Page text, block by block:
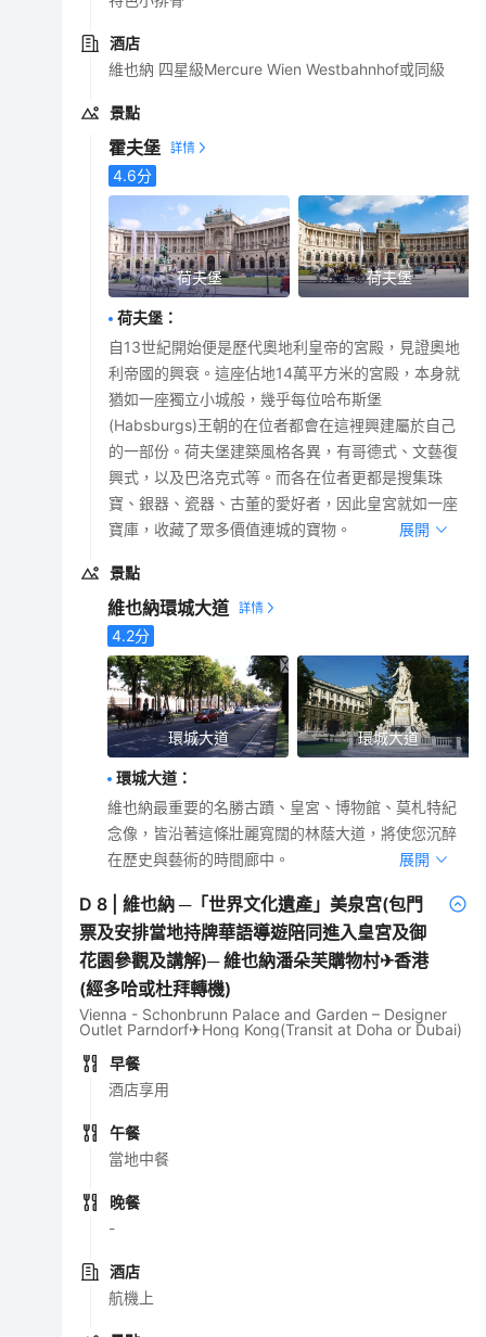
酒店
維也納 四星級Mercure Wien Westbahnhof或同級
景點
霍夫堡
4.6分
荷夫堡 荷夫堡
荷夫堡 ：
自13世紀開始便是歷代奧地利皇帝的宮殿，見證奧地
利帝國的興衰。這座佔地14萬平方米的宮殿，本身就
猶如一座獨立小城般，幾乎每位哈布斯堡
(Habsburgs)王朝的在位者都會在這裡興建屬於自己
的一部份。荷夫堡建築風格各異，有哥德式、文藝復
興式，以及巴洛克式等。而各在位者更都是搜集珠
寶、銀器、瓷器、古董的愛好者，因此皇宮就如一座
寶庫，收藏了眾多價值連城的寶物。
展開
景點
維也納環城大道
4.2分
環城大道 環城大道
環城大道 ：
維也納最重要的名勝古蹟、皇宮、博物館、莫札特紀
念像，皆沿著這條壯麗寬闊的林蔭大道，將使您沉醉
在歷史與藝術的時間廊中。
展開
D 8 |維也納 ─「世界文化遺產」美泉宮(包門
票及安排當地持牌華語導遊陪同進入皇宮及御
花園參觀及講解)─ 維也納潘朵芙購物村✈香港
(經多哈或杜拜轉機)
Vienna - Schonbrunn Palace and Garden – Designer
Outlet Parndorf✈Hong Kong(Transit at Doha or Dubai)
早餐
酒店享用
午餐
當地中餐
晚餐
-
酒店
航機上